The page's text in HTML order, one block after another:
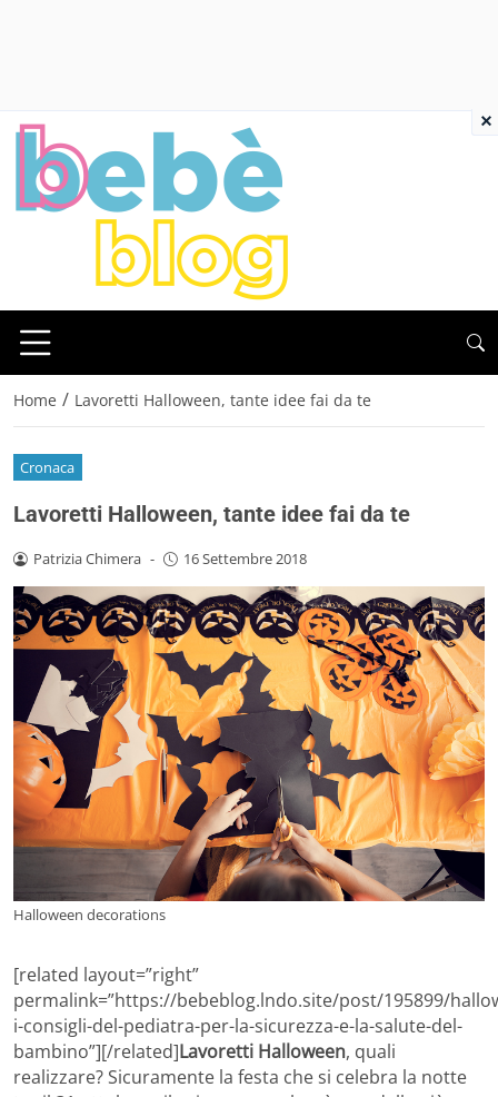
Home / Lavoretti Halloween, tante idee fai da te
Cronaca
Lavoretti Halloween, tante idee fai da te
Patrizia Chimera - 16 Settembre 2018
Halloween decorations
[related layout=”right”
permalink=”https://bebeblog.lndo.site/post/195899/
i-consigli-del-pediatra-per-la-sicurezza-e-la-salute-del-
bambino”][/related]Lavoretti Halloween, quali
realizzare? Sicuramente la festa che si celebra la notte
×